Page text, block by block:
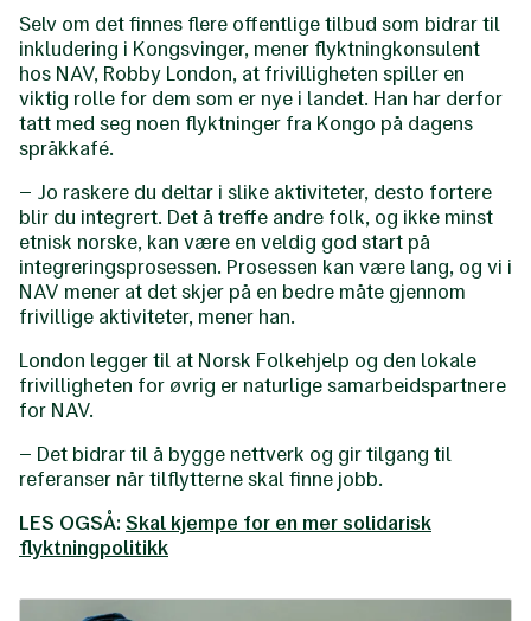
Selv om det finnes flere offentlige tilbud som bidrar til
inkludering i Kongsvinger, mener flyktningkonsulent
hos NAV, Robby London, at frivilligheten spiller en
viktig rolle for dem som er nye i landet. Han har derfor
tatt med seg noen flyktninger fra Kongo på dagens
språkkafé.
– Jo raskere du deltar i slike aktiviteter, desto fortere
blir du integrert. Det å treffe andre folk, og ikke minst
etnisk norske, kan være en veldig god start på
integreringsprosessen. Prosessen kan være lang, og vi i
NAV mener at det skjer på en bedre måte gjennom
frivillige aktiviteter, mener han.
London legger til at Norsk Folkehjelp og den lokale
frivilligheten for øvrig er naturlige samarbeidspartnere
for NAV.
– Det bidrar til å bygge nettverk og gir tilgang til
referanser når tilflytterne skal finne jobb.
LES OGSÅ: Skal kjempe for en mer solidarisk
flyktningpolitikk